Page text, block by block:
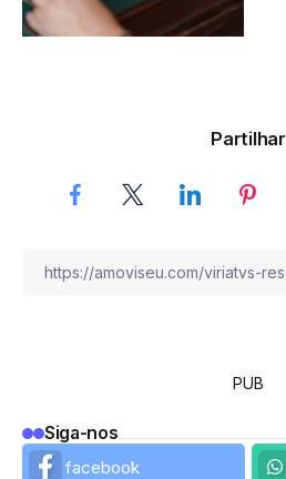
Partilhar
PUB
Siga-nos
facebook